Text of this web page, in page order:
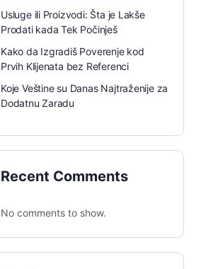
Usluge ili Proizvodi: Šta je Lakše
Prodati kada Tek Počinješ
Kako da Izgradiš Poverenje kod
Prvih Klijenata bez Referenci
Koje Veštine su Danas Najtraženije za
Dodatnu Zaradu
Recent Comments
No comments to show.